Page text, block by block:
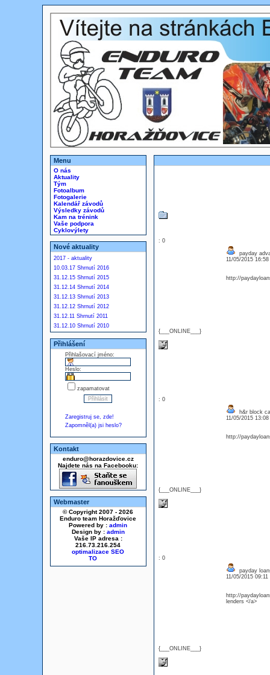
Menu
O nás
Aktuality
Tým
Fotoalbum
Fotogalerie
Kalendář závodů
Výsledky závodů
Kam na trénink
Vaše podpora
Cyklovýlety
Nové aktuality
2017 - aktuality
10.03.17 Shrnutí 2016
31.12.15 Shrnutí 2015
31.12.14 Shrnutí 2014
31.12.13 Shrnutí 2013
31.12.12 Shrnutí 2012
31.12.11 Shrnutí 2011
31.12.10 Shrnutí 2010
Přihlášení
Přihlašovací jméno:
Heslo:
zapamatovat
Zaregistruj se, zde!
Zapomněl(a) jsi heslo?
Kontakt
enduro@horazdovice.cz
Najdete nás na Facebooku:
Webmaster
© Copyright 2007 - 2026
Enduro team Horažďovice
Powered by : admin
Design by : admin
Vaše IP adresa :
216.73.216.254
optimalizace SEO
: 0
{___ONLINE___}
payday
11/05/2015
http://
: 0
{___ONLINE___}
h&r block
11/05/2015
http://
: 0
{___ONLINE___}
payday
11/05/2015 09:11
http://
lenders </a>